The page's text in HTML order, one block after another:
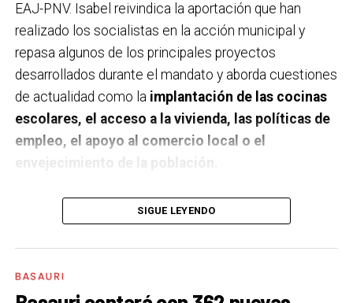
EAJ-PNV. Isabel reivindica la aportación que han
realizado los socialistas en la acción municipal y
repasa algunos de los principales proyectos
desarrollados durante el mandato y aborda cuestiones
de actualidad como la implantación de las cocinas
escolares, el acceso a la vivienda, las políticas de
empleo, el apoyo al comercio local o el
envejecimiento de la población.
A un año de acabar la legislatura, ¿qué balance
haces de la gestión del PSE en tus áreas dentro
del equipo de gobierno y qué proyectos
SIGUE LEYENDO
BASAURI